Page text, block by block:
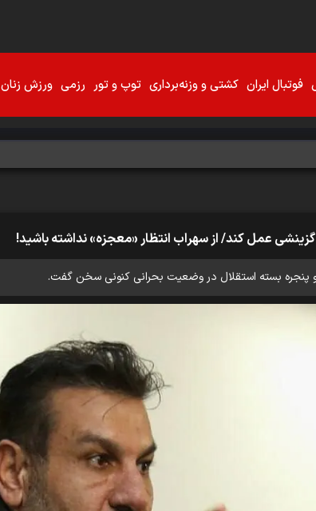
فوتبال ایران کشتی و وزنه‌برداری توپ و تور رزمی ورزش زنان
عمل کند/ از سهراب انتظار «معجزه» نداشته باشید!
بسته استقلال در وضعیت بحرانی کنونی سخن گفت.